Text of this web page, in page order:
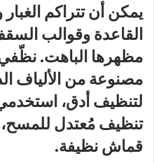
يمكن أن تتراكم
القاعدة وقوالب
مظهرها الباهت.
مصنوعة من الألياف
لتنظيف أدق،
تنظيف مُعتدل
قماش نظيفة.